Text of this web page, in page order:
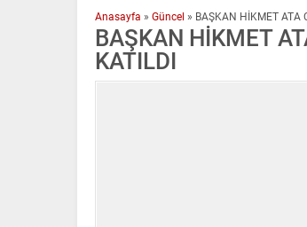
Anasayfa » Güncel » BAŞKAN HİKMET ATA
BAŞKAN HİKMET
KATILDI